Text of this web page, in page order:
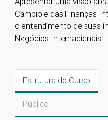
Câmbio e das Finanças
o entendimento de suas
Negócios Internacionais.
Estrutura do Curso
Público